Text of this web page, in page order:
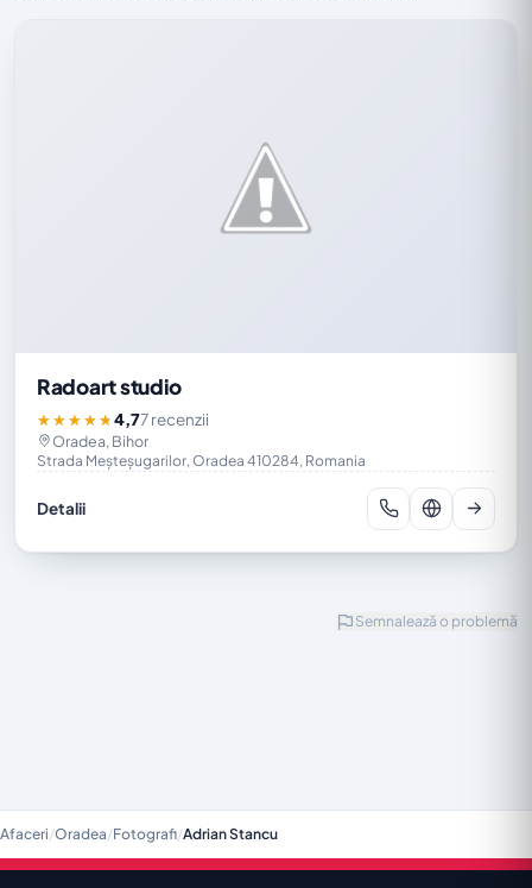
Radoart studio
★★★★★4,77 recenzii
Oradea, Bihor
Strada Meșteșugarilor, Oradea 410284, Romania
Detalii
Semnalează o problemă
Afaceri/Oradea/Fotografi/Adrian Stancu